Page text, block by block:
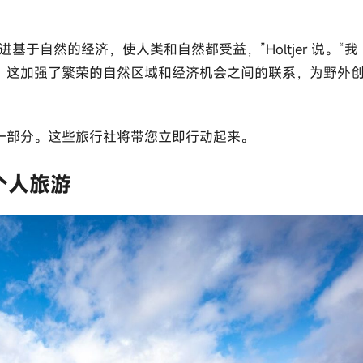
基于自然的经济，使人类和自然都受益，”Holtjer 说。“我
加强了繁荣的自然区域和经济机会之间的联系，为野外
分。这些旅行社将带您立即行动起来。
旅游